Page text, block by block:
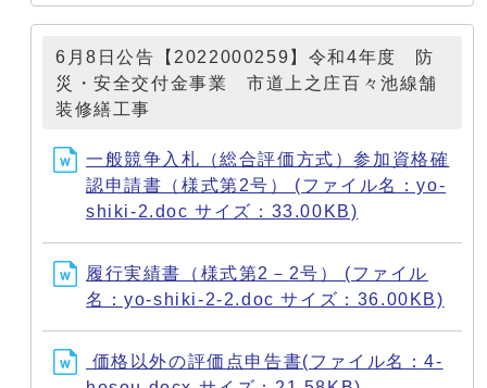
6月8日公告【2022000259】令和4年度 防
災・安全交付金事業 市道上之庄百々池線舗
装修繕工事
一般競争入札（総合評価方式）参加資格確
認申請書（様式第2号） (ファイル名：yo-
shiki-2.doc サイズ：33.00KB)
履行実績書（様式第2－2号） (ファイル
名：yo-shiki-2-2.doc サイズ：36.00KB)
価格以外の評価点申告書(ファイル名：4-